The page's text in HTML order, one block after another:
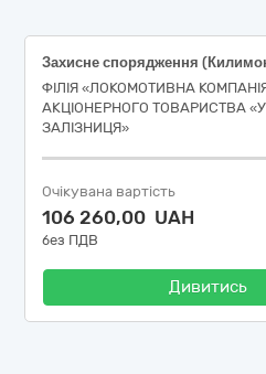
ФІЛІЯ «ЛОКОМОТИВНА
АКЦІОНЕРНОГО ТОВАРИСТВА
ЗАЛІЗНИЦЯ»
Очікувана вартість
106 260,00 UAH
без ПДВ
Дивитись